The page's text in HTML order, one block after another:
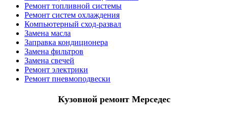
Ремонт топливной системы
Ремонт систем охлаждения
Компьютерный сход-развал
Замена масла
Заправка кондиционера
Замена фильтров
Замена свечей
Ремонт электрики
Ремонт пневмоподвески
Кузовной ремонт Мерседес